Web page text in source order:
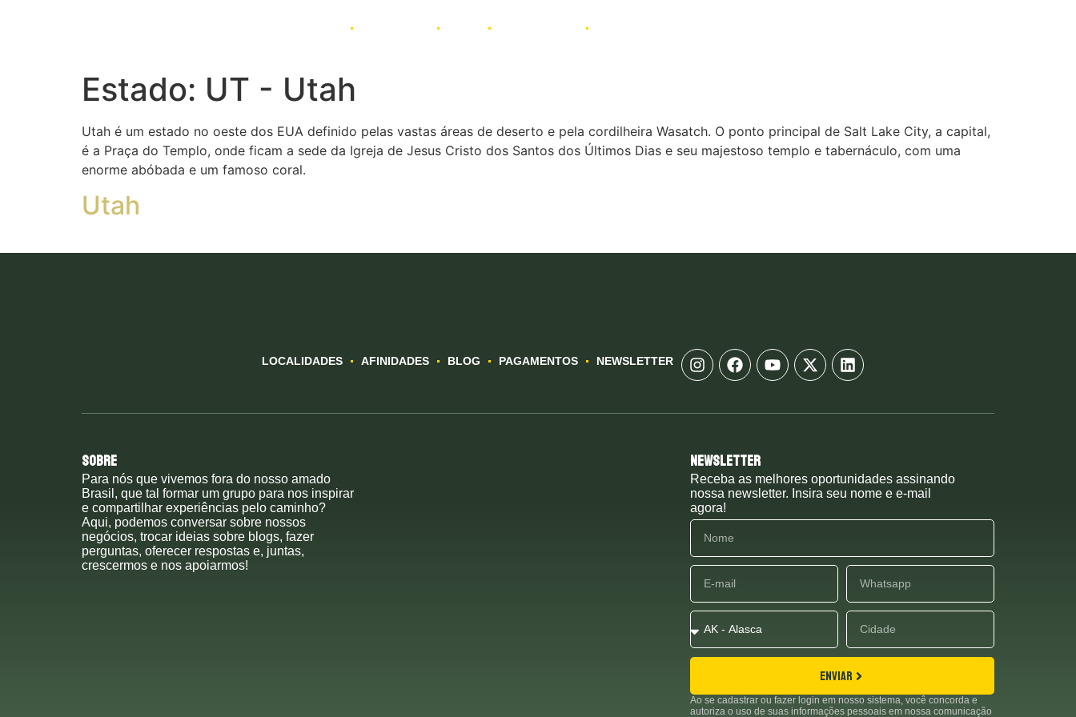
Estado: UT - Utah
Utah é um estado no oeste dos EUA definido pelas vastas áreas de deserto e pela cordilheira Wasatch. O ponto principal de Salt Lake City, a capital,
é a Praça do Templo, onde ficam a sede da Igreja de Jesus Cristo dos Santos dos Últimos Dias e seu majestoso templo e tabernáculo, com uma
enorme abóbada e um famoso coral.
Utah
LOCALIDADES AFINIDADES BLOG PAGAMENTOS NEWSLETTER
Sobre
Para nós que vivemos fora do nosso amado
Brasil, que tal formar um grupo para nos inspirar
e compartilhar experiências pelo caminho?
Aqui, podemos conversar sobre nossos
negócios, trocar ideias sobre blogs, fazer
perguntas, oferecer respostas e, juntas,
crescermos e nos apoiarmos!
Newsletter
Receba as melhores oportunidades assinando
nossa newsletter. Insira seu nome e e-mail
agora!
ENVIAR
Ao se cadastrar ou fazer login em nosso sistema, você concorda e
autoriza o uso de suas informações pessoais em nossa comunicação